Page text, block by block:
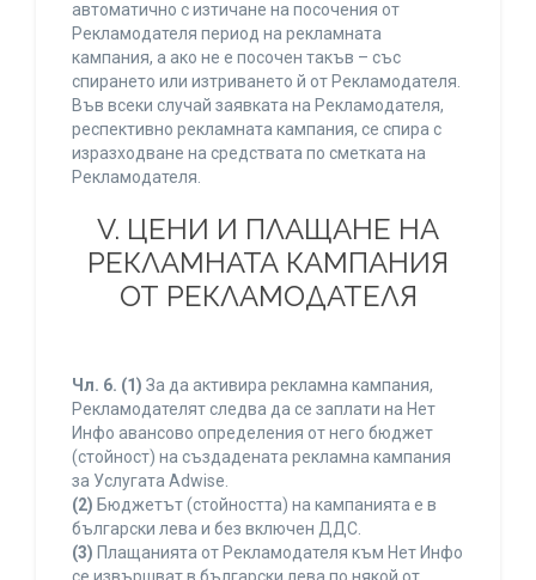
автоматично с изтичане на посочения от
Рекламодателя период на рекламната
кампания, а ако не е посочен такъв – със
спирането или изтриването й от Рекламодателя.
Във всеки случай заявката на Рекламодателя,
респективно рекламната кампания, се спира с
изразходване на средствата по сметката на
Рекламодателя.
V. ЦЕНИ И ПЛАЩАНЕ НА
РЕКЛАМНАТА КАМПАНИЯ
ОТ РЕКЛАМОДАТЕЛЯ
Чл. 6. (1) За да активира рекламна кампания,
Рекламодателят следва да се заплати на Нет
Инфо авансово определения от него бюджет
(стойност) на създадената рекламна кампания
за Услугата Adwise.
(2) Бюджетът (стойността) на кампанията е в
български лева и без включен ДДС.
(3) Плащанията от Рекламодателя към Нет Инфо